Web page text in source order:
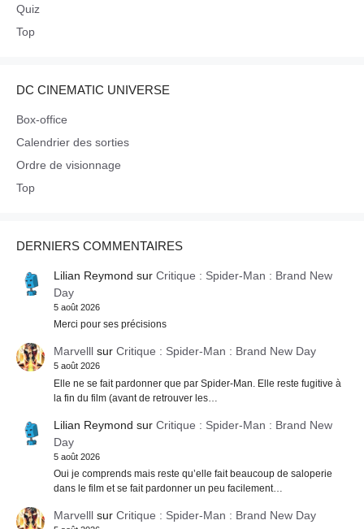
Quiz
Top
DC CINEMATIC UNIVERSE
Box-office
Calendrier des sorties
Ordre de visionnage
Top
DERNIERS COMMENTAIRES
Lilian Reymond sur Critique : Spider-Man : Brand New
Day
5 août 2026
Merci pour ses précisions
Marvelllsur Critique : Spider-Man : Brand New Day
5 août 2026
Elle ne se fait pardonner que par Spider-Man. Elle reste fugitive à
la fin du film (avant de retrouver les…
Lilian Reymond sur Critique : Spider-Man : Brand New
Day
5 août 2026
Oui je comprends mais reste qu’elle fait beaucoup de saloperie
dans le film et se fait pardonner un peu facilement…
Marvelllsur Critique : Spider-Man : Brand New Day